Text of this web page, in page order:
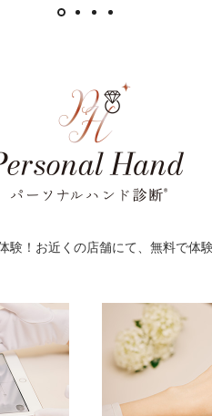
験！お近くの店舗にて、無料で体